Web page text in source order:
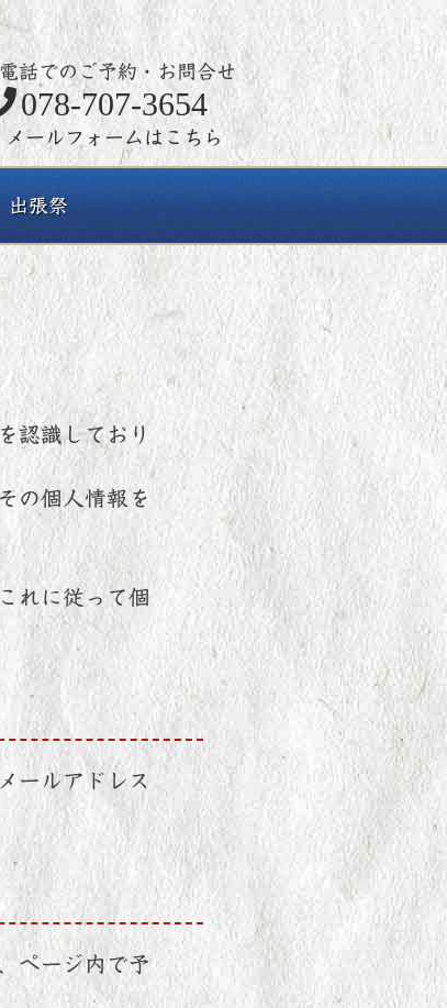
話でのご予約・お問合せ
078-707-3654
メールフォームはこちら
出張祭
認識しており
の個人情報を
れに従って個
ールアドレス
ページ内で予